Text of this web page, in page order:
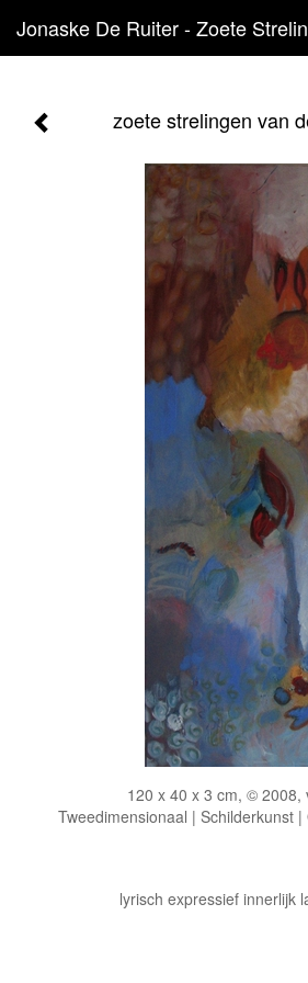
zoete strelingen van
120 x 40 x 3 cm, © 2008,
Tweedimensionaal | Schilderkunst
lyrisch expressief innerlijk